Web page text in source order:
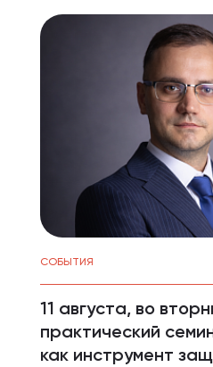
СОБЫТИЯ
11 августа, во
практический
как инструмент